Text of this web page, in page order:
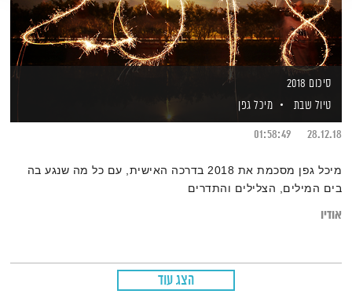
סיכום 2018
טיול שבת
מיכל גפן
28.12.18
01:58:49
מיכל גפן מסכמת את 2018 בדרכה האישית, עם כל מה שנגע בה
בים המילים, הצלילים והתדרים
אודיו
הצג עוד